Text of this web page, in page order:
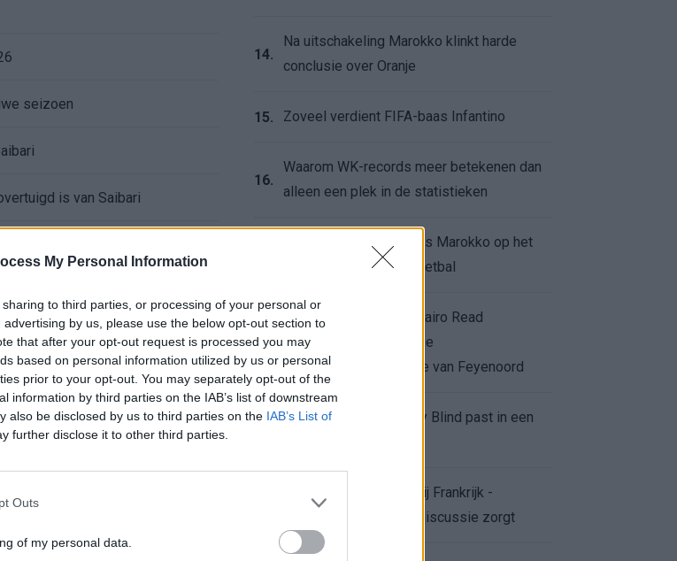
My Personal Information
to third parties, or processing of your personal or
by us, please use the below opt-out section to
that after your opt-out request is processed you may
based on personal information utilized by us or personal
prior to your opt-out. You may separately opt-out of the
information by third parties on the IAB’s list of downstream
also be disclosed by us to third parties on the IAB’s List of
further disclose it to other third parties.
Outs
of my personal data.
seizoen
is van Saibari
van de Eredivisie
voor Eredivisie-top bloot
2026/27
tot alternatief plan
vraagt
PSV in Europa
14.
Na uitschakeling Marokko klinkt harde
conclusie over Oranje
15. Zoveel verdient FIFA-baas Infantino
16.
Waarom WK-records meer betekenen dan
alleen een plek in de statistieken
Voor de Schilderswijk is Marokko op het
WK meer dan alleen voetbal
18.
Afgewezen bod op Givairo Read
onderstreept de stevige
onderhandelingspositie van Feyenoord
De terugkeer van Daley Blind past in een
Waarom de arbitrage bij Frankrijk -
Marokko voor zoveel discussie zorgt